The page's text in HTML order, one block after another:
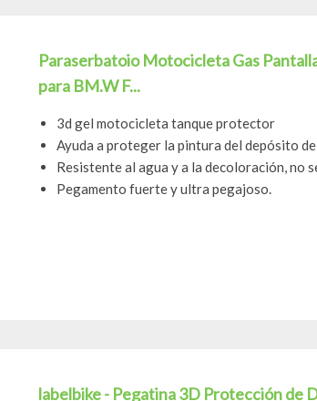
Paraserbatoio Motocicleta Gas
para BM.W F...
3d gel motocicleta tanque protector
Ayuda a proteger la pintura del depósito
Resistente al agua y a la decoloración, no
Pegamento fuerte y ultra pegajoso.
labelbike - Pegatina 3D Protección de